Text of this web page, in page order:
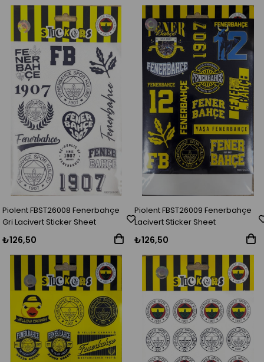
Piolent FBST26008 Fenerbahçe
Gri Lacivert Sticker Sheet
₺126,50
Piolent FBST26009 Fenerbahçe
Lacivert Sticker Sheet
₺126,50